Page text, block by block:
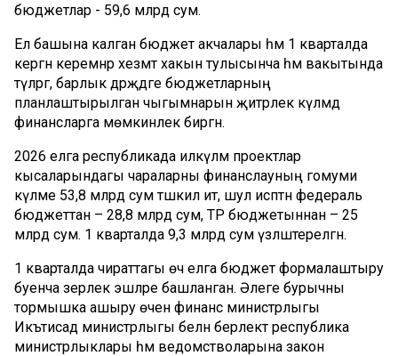
бюджетлар - 59,6 млрд сум.
Ел башына калган бюджет акчалары һәм 1 кварталда
кергән керемнәр хезмәт хакын тулысынча һәм вакытында
түләргә, барлык дәрәҗәдәге бюджетларның
планлаштырылган чыгымнарын җитәрлек күләмдә
финансларга мөмкинлек биргән.
2026 елга республикада илкүләм проектлар
кысаларындагы чараларны финанслауның гомуми
күләме 53,8 млрд сум тәшкил итә, шул исәптән федераль
бюджеттан – 28,8 млрд сум, ТР бюджетыннан – 25
млрд сум. 1 кварталда 9,3 млрд сум үзләштерелгән.
1 кварталда чираттагы өч елга бюджет формалаштыру
буенча әзерлек эшләре башланган. Әлеге бурычны
тормышка ашыру өчен финанс министрлыгы
Икътисад министрлыгы белән берлектә республика
министрлыклары һәм ведомстволарына закон